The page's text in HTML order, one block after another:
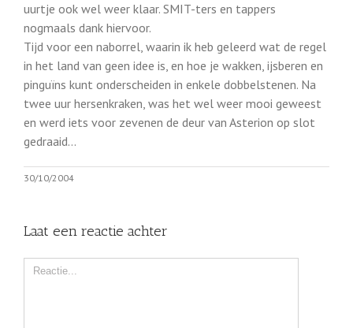
uurtje ook wel weer klaar. SMIT-ters en tappers
nogmaals dank hiervoor.
Tijd voor een naborrel, waarin ik heb geleerd wat de regel
in het land van geen idee is, en hoe je wakken, ijsberen en
pinguïns kunt onderscheiden in enkele dobbelstenen. Na
twee uur hersenkraken, was het wel weer mooi geweest
en werd iets voor zevenen de deur van Asterion op slot
gedraaid…
30/10/2004
Laat een reactie achter
Comment